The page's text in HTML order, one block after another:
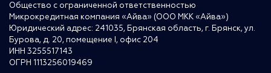
Общество с ограниченной ответственностью
Микрокредитная компания «Айва» (ООО МКК «Айва»)
Юридический адрес: 241035, Брянская область, г. Брянск, ул.
Бурова, д. 20, помещение I, офис 204
ИНН 3255517143
ОГРН 1113256019469